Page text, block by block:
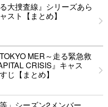
大捜査線』シリーズあら
スト【まとめ】
MER～走る緊急救
CRISIS』キャス
じ【まとめ】